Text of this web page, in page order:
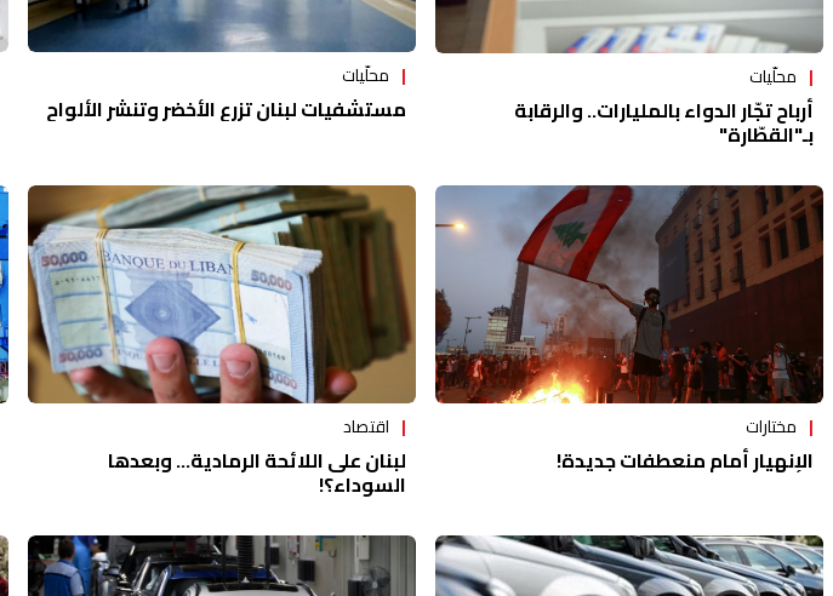
محلّيات
أرباح تجّار الدواء بالمليارات.. والرقابة
بـ"القطّارة"
محلّيات
مستشفيات لبنان تزرع الأخضر وتنشر الألواح
مختارات
الإنهيار أمام منعطفات جديدة!
اقتصاد
لبنان على اللائحة الرمادية... وبعدها
السوداء؟!